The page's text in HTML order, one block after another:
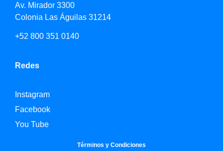
Av. Mirador 3300
Colonia Las Águilas 31214
+52 800 351 0140
Redes
Instagram
Facebook
You Tube
Términos y Condiciones